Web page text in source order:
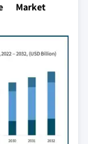
Market